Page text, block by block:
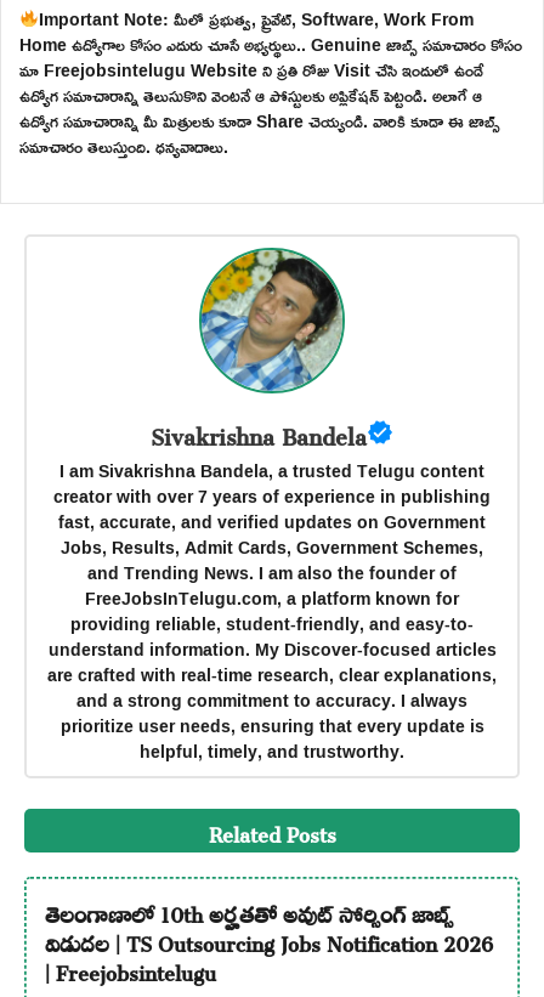
Important Note: మీలో ప్రభుత్వ, ప్రైవేట్, Software, Work From
Home ఉద్యోగాల కోసం ఎదురు చూసే అభ్యర్థులు.. Genuine జాబ్స్ సమాచారం కోసం
మా Freejobsintelugu Website ని ప్రతి రోజు Visit చేసి ఇందులో ఉండే
ఉద్యోగ సమాచారాన్ని తెలుసుకొని వెంటనే ఆ పోస్టులకు అప్లికేషన్ పెట్టండి. అలాగే ఆ
ఉద్యోగ సమాచారాన్ని మీ మిత్రులకు కూడా Share చెయ్యండి. వారికి కూడా ఈ జాబ్స్
సమాచారం తెలుస్తుంది. ధన్యవాదాలు.
Sivakrishna Bandela
I am Sivakrishna Bandela, a trusted Telugu content
creator with over 7 years of experience in publishing
fast, accurate, and verified updates on Government
Jobs, Results, Admit Cards, Government Schemes,
and Trending News. I am also the founder of
FreeJobsInTelugu.com, a platform known for
providing reliable, student-friendly, and easy-to-
understand information. My Discover-focused articles
are crafted with real-time research, clear explanations,
and a strong commitment to accuracy. I always
prioritize user needs, ensuring that every update is
helpful, timely, and trustworthy.
Related Posts
తెలంగాణాలో 10th అర్హతతో అవుట్ సోర్సింగ్ జాబ్స్
విడుదల | TS Outsourcing Jobs Notification 2026
| Freejobsintelugu